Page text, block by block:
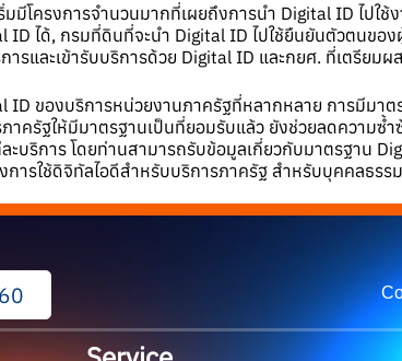
มีโครงการจำนวนมากที่เผยถึงการนำ Digital ID ไปใ
ID ได้, กรมที่ดินที่จะนำ Digital ID ไปใช้ยืนยันตัวตนขอ
ารและเข้ารับบริการด้วย Digital ID และกยศ. ที่เตรีย
ID ของบริการหน่วยงานภาครัฐที่หลากหลาย การมีมา
ครัฐให้มีมาตรฐานเป็นที่ยอมรับแล้ว ยังช่วยลดความซ้
บริการ โดยท่านสามารถรับข้อมูลเกี่ยวกับมาตรฐาน
การใช้ดิจิทัลไอดีสำหรับบริการภาครัฐ สำหรับบุคคลธร